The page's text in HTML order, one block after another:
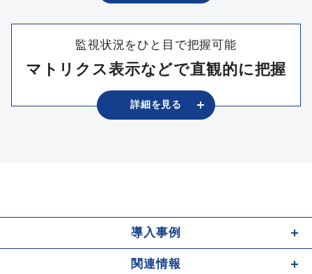
監視状況をひと目で把握可能
マトリクス表示などで直観的に把握
詳細を⾒る
導⼊事例
関連情報